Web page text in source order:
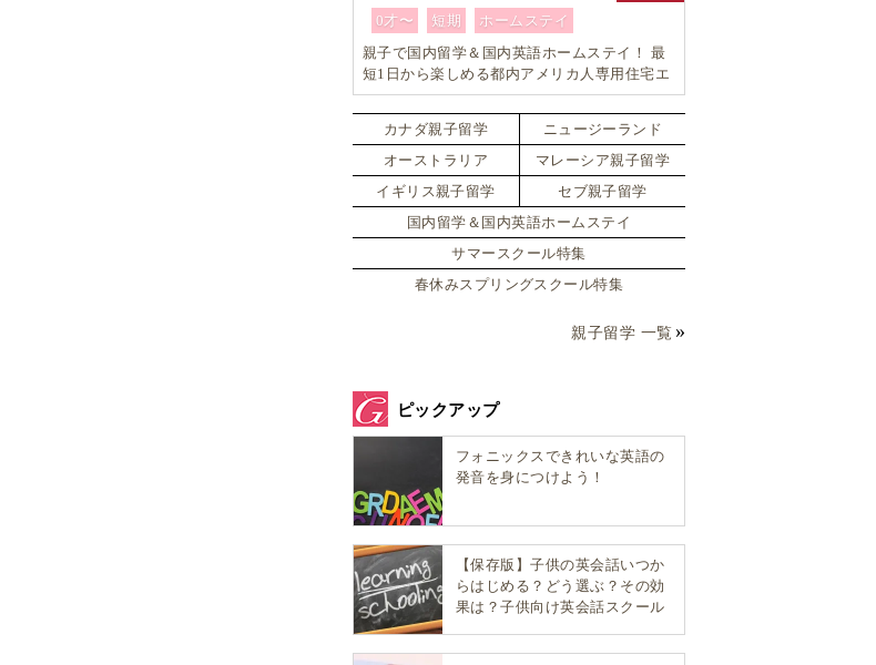
0才〜 短期
ホームステイ
親子で国内留学＆国内英語ホームステイ！ 最
短1日から楽しめる都内アメリカ人専用住宅エ
リア内「アメリカ英語留学」＆「ホームステ
イ体験」プログラム！
カナダ親子留学
ニュージーランド
オーストラリア
マレーシア親子留学
イギリス親子留学
セブ親子留学
国内留学＆国内英語ホームステイ
サマースクール特集
春休みスプリングスクール特集
親子留学 一覧
ピックアップ
フォニックスできれいな英語の
発音を身につけよう！
【保存版】子供の英会話いつか
らはじめる？どう選ぶ？その効
果は？子供向け英会話スクール